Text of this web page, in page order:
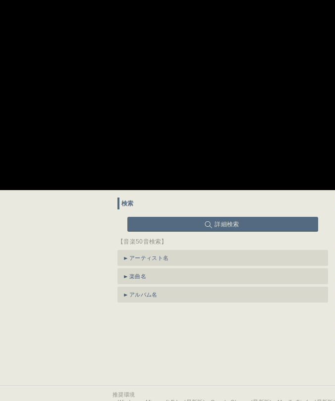
検索
詳細検索
【音楽50音検索】
アーティスト名
楽曲名
アルバム名
推奨環境